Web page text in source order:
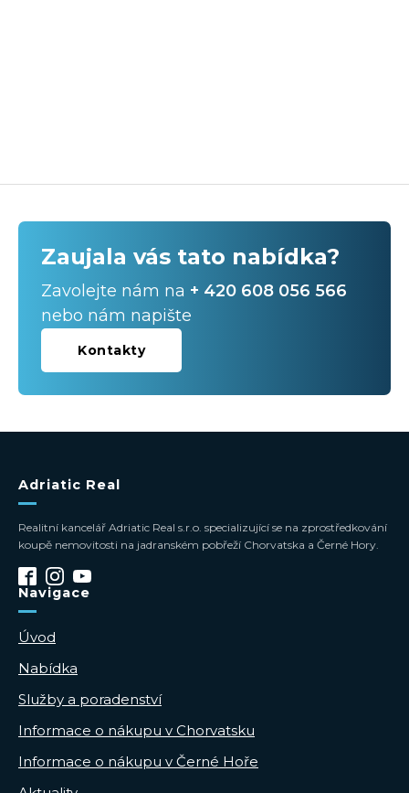
Zaujala vás tato nabídka?
Zavolejte nám na + 420 608 056 566
nebo nám napište
Kontakty
Adriatic Real
Realitní kancelář Adriatic Real s.r.o. specializující se na zprostředkování
koupě nemovitosti na jadranském pobřeží Chorvatska a Černé Hory.
Navigace
Úvod
Nabídka
Služby a poradenství
Informace o nákupu v Chorvatsku
Informace o nákupu v Černé Hoře